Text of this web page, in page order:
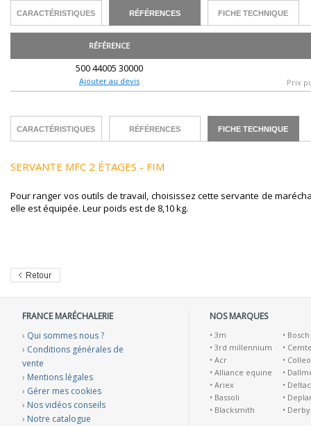
CARACTÉRISTIQUES RÉFÉRENCES FICHE TECHNIQUE
RÉFÉRENCE
500 44005 30000
Ajouter au devis Prix
CARACTÉRISTIQUES RÉFÉRENCES FICHE TECHNIQUE
SERVANTE MFC 2 ÉTAGES - FIM
Pour ranger vos outils de travail, choisissez cette servante de
elle est équipée. Leur poids est de 8,10 kg.
FRANCE MARÉCHALERIE
› Qui sommes nous ?
› Conditions générales de
vente
› Mentions légales
› Gérer mes cookies
› Nos vidéos conseils
› Notre catalogue
NOS MARQUES
• 3m
• 3rd millennium
• Acr
• Alliance equine
• Ariex
• Bassoli
• Blacksmith
• Bosch
•
•
•
•
•
• Derby